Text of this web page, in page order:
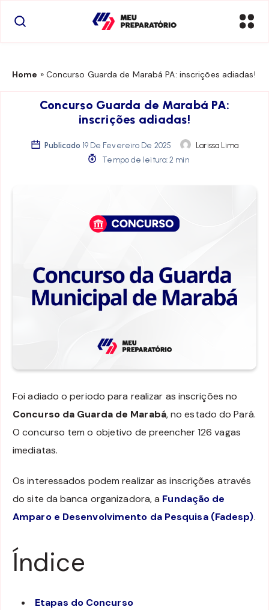
Home » Concurso Guarda de Marabá PA: inscrições adiadas!
Concurso Guarda de Marabá PA:
inscrições adiadas!
Publicado 19 De Fevereiro De 2025
Larissa Lima
Tempo de leitura: 2 min
Foi adiado o periodo para realizar as inscrições no
Concurso da Guarda de Marabá, no estado do Pará.
O concurso tem o objetivo de preencher 126 vagas
imediatas.
Os interessados podem realizar as inscrições através
do site da banca organizadora, a Fundação de
Amparo e Desenvolvimento da Pesquisa (Fadesp).
Índice
Etapas do Concurso